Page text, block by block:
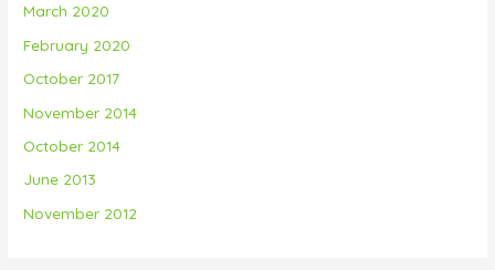
March 2020
February 2020
October 2017
November 2014
October 2014
June 2013
November 2012